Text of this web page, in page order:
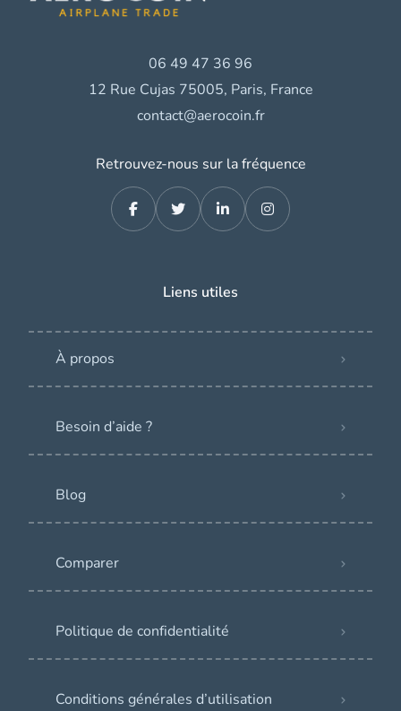
06 49 47 36 96
12 Rue Cujas 75005, Paris, France
contact@aerocoin.fr
Retrouvez-nous sur la fréquence
Liens utiles
À propos
Besoin d’aide ?
Blog
Comparer
Politique de confidentialité
Conditions générales d’utilisation